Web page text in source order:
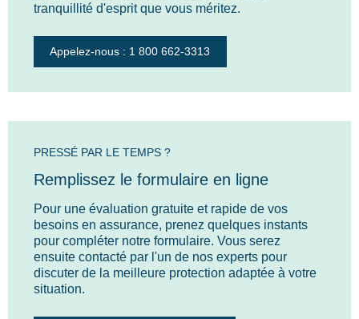
tranquillité d'esprit que vous méritez.
Appelez-nous : 1 800 662-3313
PRESSÉ PAR LE TEMPS ?
Remplissez le formulaire en ligne
Pour une évaluation gratuite et rapide de vos
besoins en assurance, prenez quelques instants
pour compléter notre formulaire. Vous serez
ensuite contacté par l'un de nos experts pour
discuter de la meilleure protection adaptée à votre
situation.